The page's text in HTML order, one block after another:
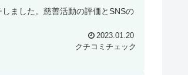
ました。慈善活動の評価とSNSの
2023.01.20
クチコミチェック